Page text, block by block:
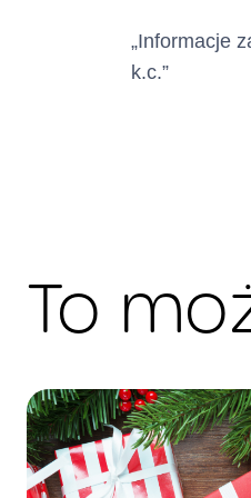
„Informacje
k.c.”
To